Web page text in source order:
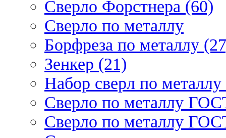
Сверло Форстнера (60)
Сверло по металлу
Борфреза по металлу
Зенкер (21)
Набор сверл по
Сверло по металлу
Сверло по металлу